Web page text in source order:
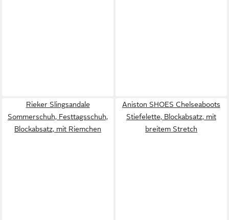
Rieker Slingsandale
Sommerschuh, Festtagsschuh,
Blockabsatz, mit Riemchen
Aniston SHOES Chelseaboots
Stiefelette, Blockabsatz, mit
breitem Stretch